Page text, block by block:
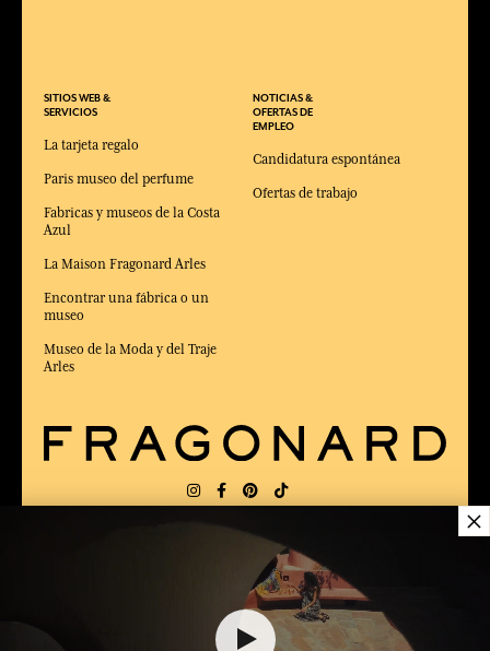
SITIOS WEB &
SERVICIOS
La tarjeta regalo
Paris museo del perfume
Fabricas y museos de la Costa
Azul
La Maison Fragonard Arles
Encontrar una fábrica o un
museo
Museo de la Moda y del Traje
Arles
NOTICIAS &
OFERTAS DE
EMPLEO
Candidatura espontánea
Ofertas de trabajo
IDIOMA:
×